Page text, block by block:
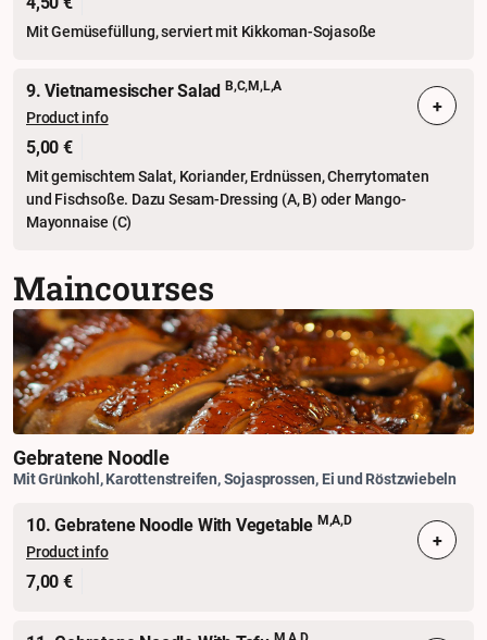
Mit Gemüsefüllung, serviert mit Kikkoman-Sojasoße
9. Vietnamesischer Salad B,C,M,L,A
Product info
5,00 €
Mit gemischtem Salat, Koriander, Erdnüssen, Cherrytomaten
und Fischsoße. Dazu Sesam-Dressing (A, B) oder Mango-
Mayonnaise (C)
+
Maincourses
Gebratene Noodle
Mit Grünkohl, Karottenstreifen, Sojasprossen, Ei und Röstzwiebeln
10. Gebratene Noodle With Vegetable M,A,D
Product info
7,00 €
+